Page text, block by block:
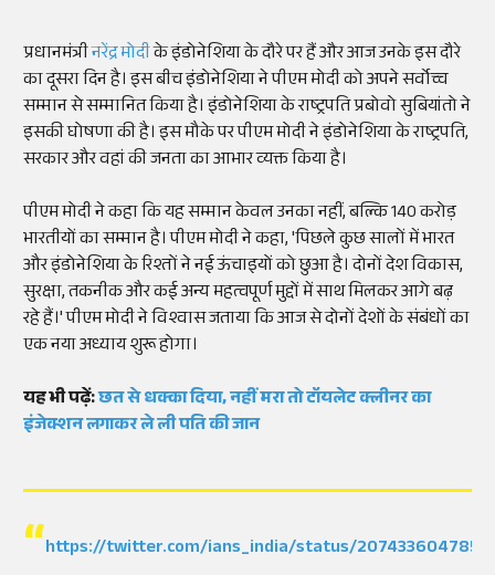
प्रधानमंत्रीनरेंद्र मोदीके इंडोनेशिया के दौरे पर हैं और आज उनके इस दौरे
का दूसरा दिन है। इस बीच इंडोनेशिया ने पीएम मोदी को अपने सर्वोच्च
सम्मान से सम्मानित किया है। इंडोनेशिया के राष्ट्रपति प्रबोवो सुबियांतो ने
इसकी घोषणा की है। इस मौके पर पीएम मोदी ने इंडोनेशिया के राष्ट्रपति,
सरकार और वहां की जनता का आभार व्यक्त किया है।
पीएम मोदी ने कहा कि यह सम्मान केवल उनका नहीं, बल्कि 140 करोड़
भारतीयों का सम्मान है। पीएम मोदी ने कहा, 'पिछले कुछ सालों में भारत
और इंडोनेशिया के रिश्तों ने नई ऊंचाइयों को छुआ है। दोनों देश विकास,
सुरक्षा, तकनीक और कई अन्य महत्वपूर्ण मुद्दों में साथ मिलकर आगे बढ़
रहे हैं।' पीएम मोदी ने विश्वास जताया कि आज से दोनों देशों के संबंधों का
एक नया अध्याय शुरू होगा।
यह भी पढ़ें:छत से धक्का दिया, नहीं मरा तो टॉयलेट क्लीनर का
इंजेक्शन लगाकर ले ली पति की जान
https://twitter.com/ians_india/status/